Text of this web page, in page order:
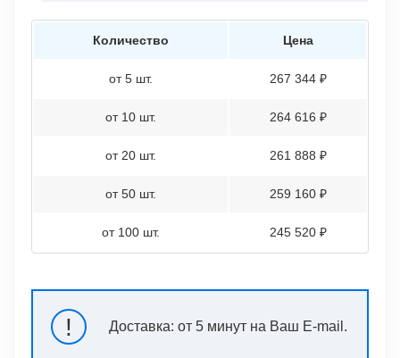
Количество Цена
от 5 шт. 267 344 ₽
от 10 шт. 264 616 ₽
от 20 шт. 261 888 ₽
от 50 шт. 259 160 ₽
от 100 шт. 245 520 ₽
! Доставка: от 5 минут на Ваш E-mail.